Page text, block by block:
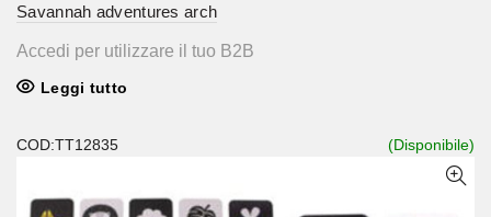
Savannah adventures arch
Accedi per utilizzare il tuo B2B
Leggi tutto
COD:TT12835 (Disponibile)